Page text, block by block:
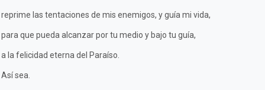
reprime las tentaciones de mis enemigos, y guía mi vida,
para que pueda alcanzar por tu medio y bajo tu guía,
a la felicidad eterna del Paraíso.
Así sea.